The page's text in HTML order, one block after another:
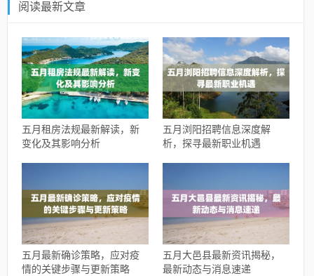
阅读最新文章
五月租房法规最新解读，新
变化及其影响分析
五月浏阳招聘信息深度解
析，探寻最新职业机遇
五月最新确诊策略，应对疫
情的关键步骤与更新策略
五月大邑县最新资讯揭秘，
最新动态与消息速递